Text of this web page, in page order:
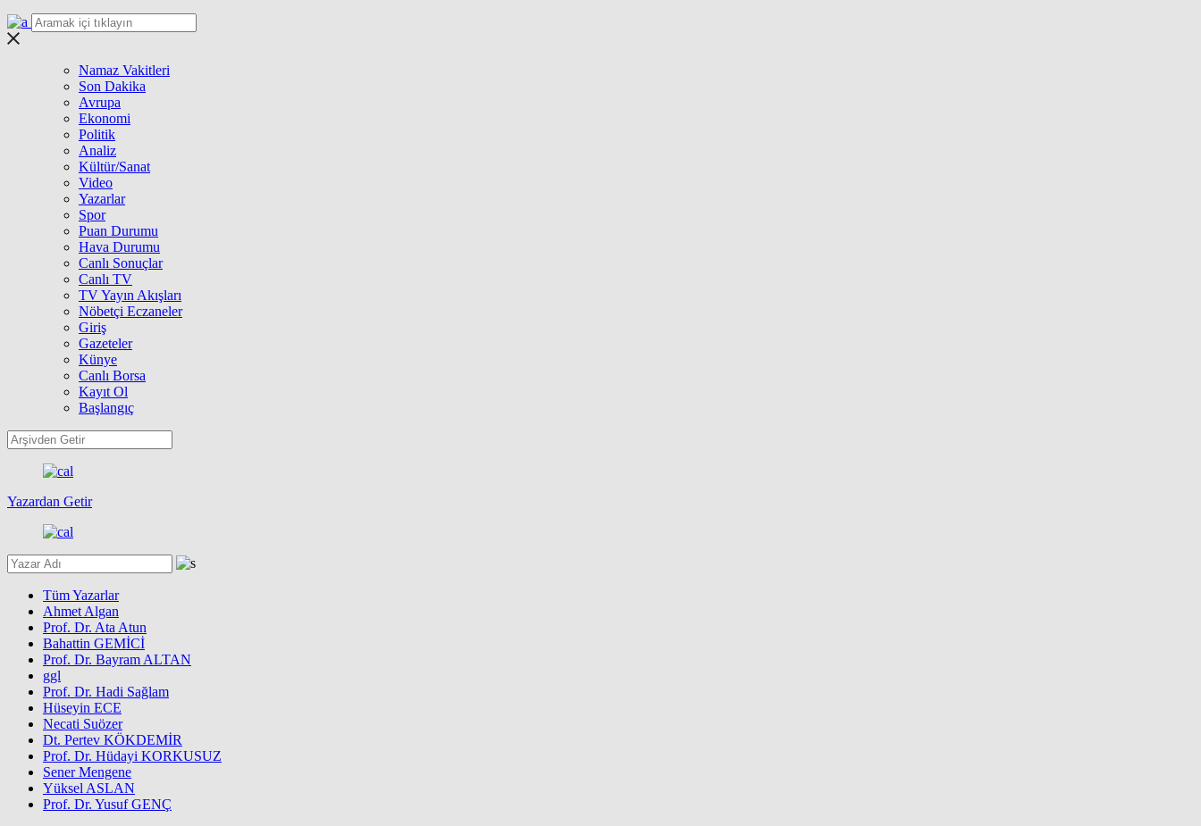
Namaz Vakitleri
Son Dakika
Avrupa
Ekonomi
Politik
Analiz
Kültür/Sanat
Video
Yazarlar
Spor
Puan Durumu
Hava Durumu
Canlı Sonuçlar
Canlı TV
TV Yayın Akışları
Nöbetçi Eczaneler
Giriş
Gazeteler
Künye
Canlı Borsa
Kayıt Ol
Başlangıç
Yazardan Getir
Tüm Yazarlar
Ahmet Algan
Prof. Dr. Ata Atun
Bahattin GEMİCİ
Prof. Dr. Bayram ALTAN
ggl
Prof. Dr. Hadi Sağlam
Hüseyin ECE
Necati Suözer
Dt. Pertev KÖKDEMİR
Prof. Dr. Hüdayi KORKUSUZ
Sener Mengene
Yüksel ASLAN
Prof. Dr. Yusuf GENÇ